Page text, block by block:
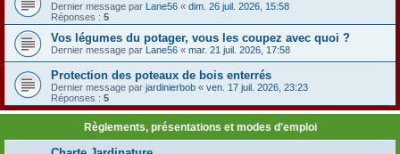
Dernier message par Lane56 « dim. 26 juil. 2026, 15:58
Réponses : 5
Vos légumes du potager, vous les coupez avec quoi ?
Dernier message par Lane56 « mar. 21 juil. 2026, 17:58
Protection des poteaux de bois enterrés
Dernier message par jardinierbob « ven. 17 juil. 2026, 23:23
Réponses : 5
Règlements, présentations et modes d'emploi